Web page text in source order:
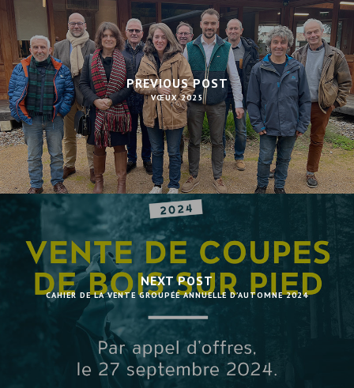
PREVIOUS POST
VŒUX 2025
NEXT POST
CAHIER DE LA VENTE GROUPÉE ANNUELLE D’AUTOMNE 2024